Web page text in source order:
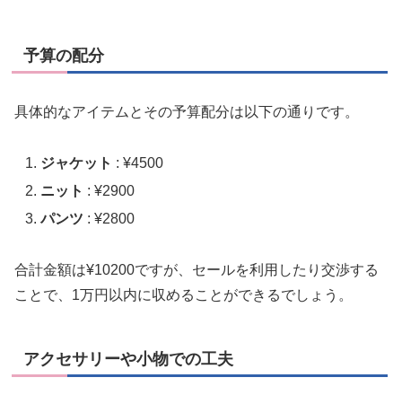
予算の配分
具体的なアイテムとその予算配分は以下の通りです。
ジャケット : ¥4500
ニット : ¥2900
パンツ : ¥2800
合計金額は¥10200ですが、セールを利用したり交渉する
ことで、1万円以内に収めることができるでしょう。
アクセサリーや小物での工夫